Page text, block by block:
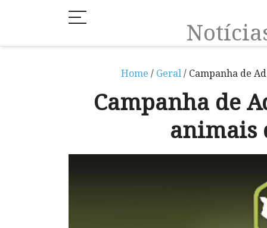
Home / Geral/ Campanha de
Campanha de
animais